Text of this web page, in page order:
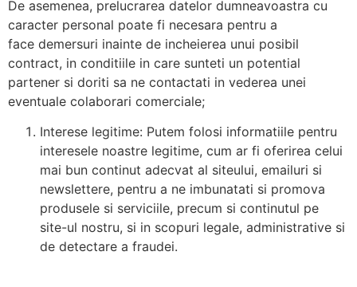
De asemenea, prelucrarea datelor dumneavoastra cu
caracter personal poate fi necesara pentru a
face demersuri inainte de incheierea unui posibil
contract, in conditiile in care sunteti un potential
partener si doriti sa ne contactati in vederea unei
eventuale colaborari comerciale;
Interese legitime: Putem folosi informatiile pentru
interesele noastre legitime, cum ar fi oferirea celui
mai bun continut adecvat al siteului, emailuri si
newslettere, pentru a ne imbunatati si promova
produsele si serviciile, precum si continutul pe
site-ul nostru, si in scopuri legale, administrative si
de detectare a fraudei.